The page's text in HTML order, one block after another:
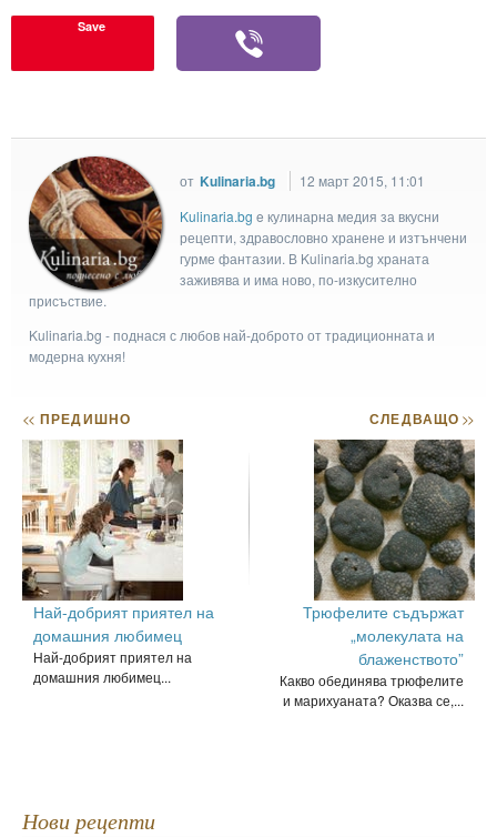
Save
от Kulinaria.bg
12 март 2015, 11:01
Kulinaria.bg e кулинарна медия за вкусни
рецепти, здравословно хранене и изтънчени
гурме фантазии. В Kulinaria.bg храната
заживява и има ново, по-изкусително
присъствие.
Kulinaria.bg - поднася с любов най-доброто от традиционната и
модерна кухня!
<< ПРЕДИШНО
Най-добрият приятел на
домашния любимец
Най-добрият приятел на
домашния любимец...
СЛЕДВАЩО>>
Трюфелите съдържат
„молекулата на
блаженството”
Какво обединява трюфелите
и марихуаната? Оказва се,...
Нови рецепти